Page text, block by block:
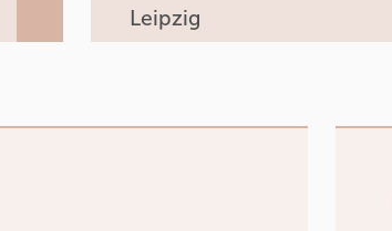
Leipzig